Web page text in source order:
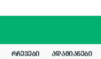
ᲠᲩᲔᲕᲔᲑᲘ ᲐᲓᲐᲛᲘᲐᲜᲔᲑᲘ